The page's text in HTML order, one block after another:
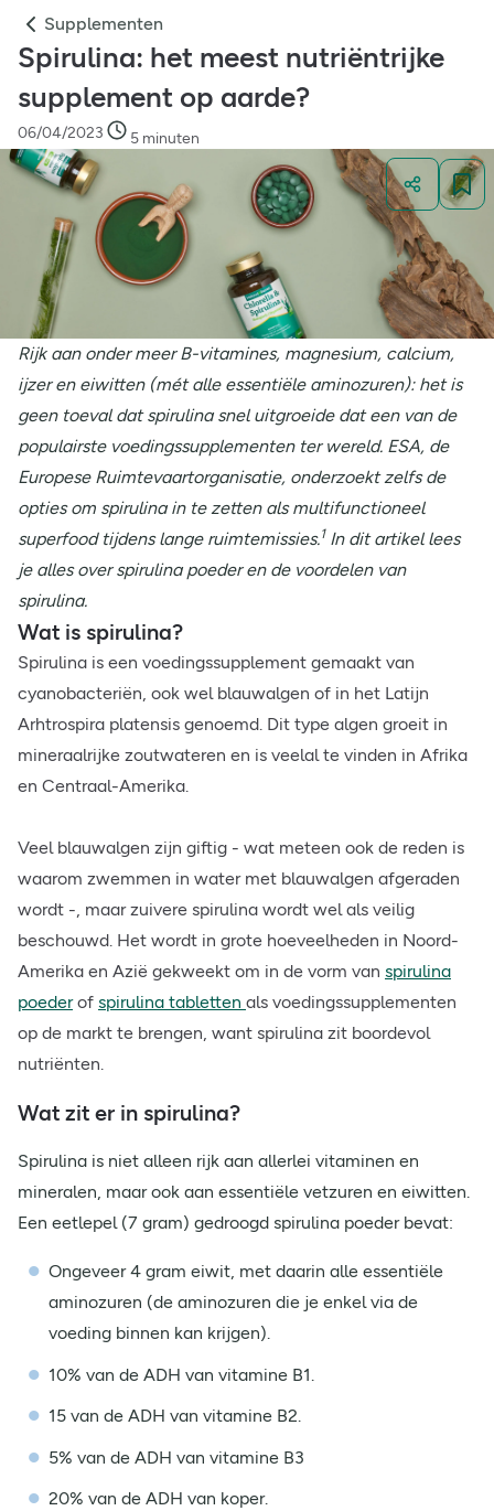
Supplementen
Spirulina: het meest nutriëntrijke
supplement op aarde?
06/04/2023 5 minuten
Rijk aan onder meer B-vitamines, magnesium, calcium,
ijzer en eiwitten (mét alle essentiële aminozuren): het is
geen toeval dat spirulina snel uitgroeide dat een van de
populairste voedingssupplementen ter wereld. ESA, de
Europese Ruimtevaartorganisatie, onderzoekt zelfs de
opties om spirulina in te zetten als multifunctioneel
superfood tijdens lange ruimtemissies.1In dit artikel lees
je alles over spirulina poeder en de voordelen van
spirulina.
Wat is spirulina?
Spirulina is een voedingssupplement gemaakt van
cyanobacteriën, ook wel blauwalgen of in het Latijn
Arhtrospira platensis genoemd. Dit type algen groeit in
mineraalrijke zoutwateren en is veelal te vinden in Afrika
en Centraal-Amerika.
Veel blauwalgen zijn giftig - wat meteen ook de reden is
waarom zwemmen in water met blauwalgen afgeraden
wordt -, maar zuivere spirulina wordt wel als veilig
beschouwd. Het wordt in grote hoeveelheden in Noord-
Amerika en Azië gekweekt om in de vorm van spirulina
poederof spirulina tabletten als voedingssupplementen
op de markt te brengen, want spirulina zit boordevol
nutriënten.
Wat zit er in spirulina?
Spirulina is niet alleen rijk aan allerlei vitaminen en
mineralen, maar ook aan essentiële vetzuren en eiwitten.
Een eetlepel (7 gram) gedroogd spirulina poeder bevat:
Ongeveer 4 gram eiwit, met daarin alle essentiële
aminozuren (de aminozuren die je enkel via de
voeding binnen kan krijgen).
10% van de ADH van vitamine B1.
15 van de ADH van vitamine B2.
5% van de ADH van vitamine B3
20% van de ADH van koper.